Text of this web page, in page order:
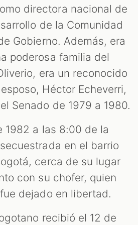
directora nacional de
de la Comunidad
Gobierno. Además, era
poderosa familia del
era un reconocido
Héctor Echeverri,
Senado de 1979 a 1980.
1982 a las 8:00 de la
en el barrio
cerca de su lugar
con su chofer, quien
dejado en libertad.
recibió el 12 de